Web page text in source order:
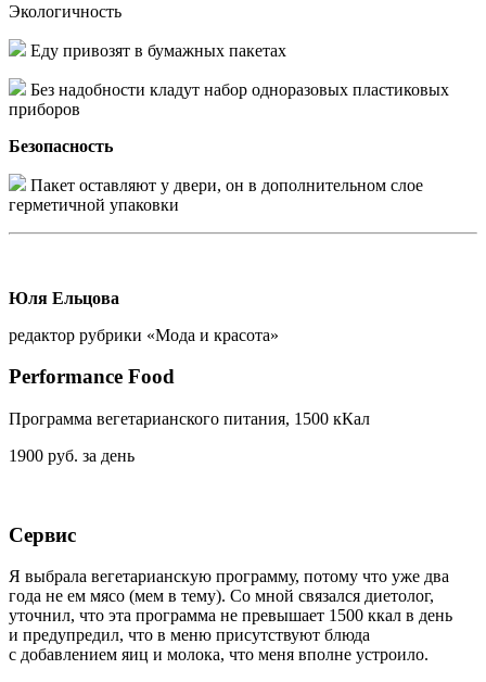
Экологичность
Еду привозят в бумажных пакетах
Без надобности кладут набор одноразовых пластиковых
приборов
Безопасность
Пакет оставляют у двери, он в дополнительном слое
герметичной упаковки
Юля Ельцова
редактор рубрики «Мода и красота»
Performance Food
Программа вегетарианского питания, 1500 кКал
1900 руб. за день
Сервис
Я выбрала вегетарианскую программу, потому что уже два
года не ем мясо (мем в тему). Со мной связался диетолог,
уточнил, что эта программа не превышает 1500 ккал в день
и предупредил, что в меню присутствуют блюда
с добавлением яиц и молока, что меня вполне устроило.